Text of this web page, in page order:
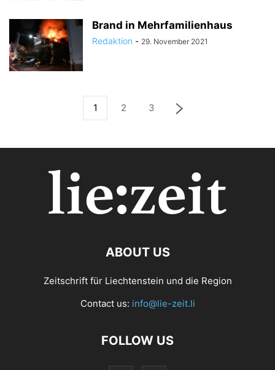
Brand in Mehrfamilienhaus
Redaktion - 29. November 2021
1 2 3
ABOUT US
Zeitschrift für Liechtenstein und die Region
Contact us: info@lie-zeit.li
FOLLOW US